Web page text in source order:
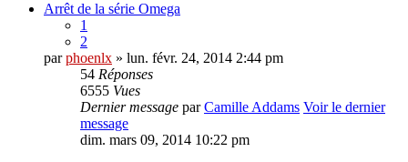
Arrêt de la série Omega
1
2
parphoenlx » lun. févr. 24, 2014 2:44 pm
54 Réponses
6555 Vues
Dernier message parCamille Addams Voir le dernier
message
dim. mars 09, 2014 10:22 pm